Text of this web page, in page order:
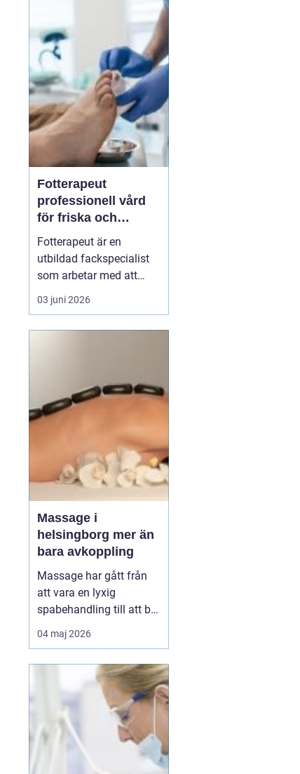
socialtjänst, skola,
omsorg, HVB, öppenvård
eller rättsväsende känner
igen kombinationen av
höga krav, kompl...
Fotterapeut
professionell vård
för friska och
starkare fötter
Fotterapeut är en
utbildad fackspecialist
som arbetar med att
förebygga, behandla och
lindra problem i fötter
tid utan att söka hjälp,
trots att rätt behandling
o...
03 juni 2026
Massage i
helsingborg mer än
bara avkoppling
Massage har gått från
att vara en lyxig
spabehandling till att bli
en självklar del av
mångas vardagliga
visar att regelbunden
beröring kan sänka
stressnivåer, lindra
smärta och förbättra
sömnen. I en stad som
04 maj 2026